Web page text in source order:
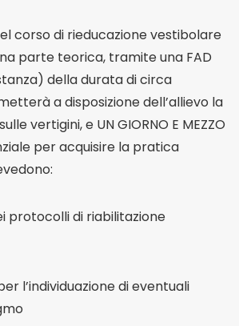
corso di rieducazione vestibolare
parte teorica, tramite una FAD
della durata di circa
a disposizione dell’allievo la
vertigini, e UN GIORNO E MEZZO
per acquisire la pratica
protocolli di riabilitazione
l’individuazione di eventuali